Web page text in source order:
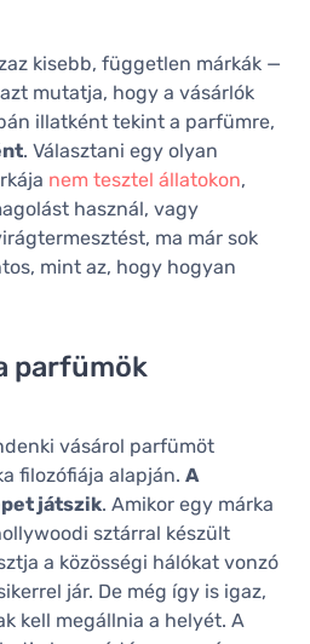
kisebb, független márkák —
mutatja, hogy a vásárlók
illatként tekint a parfümre,
. Választani egy olyan
nem tesztel állatokon,
használ, vagy
ma már sok
mint az, hogy hogyan
parfümök
vásárol parfümöt
filozófiája alapján. A
játszik. Amikor egy márka
sztárral készült
a közösségi hálókat vonzó
jár. De még így is igaz,
kell megállnia a helyét. A